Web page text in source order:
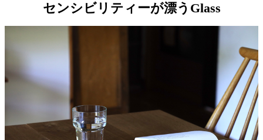
センシビリティーが漂うGlass